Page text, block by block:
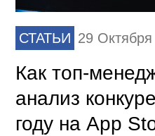
СТАТЬИ 29 Октября
Как топ-
анализ
году на App